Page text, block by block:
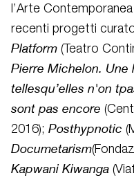
l’Arte
recenti progetti
Platform (Teatro
Pierre Michelon. Une
tellesqu’elles n'on
sont pas encore
2016); Posthypnotic
Documetarism
Kapwani Kiwanga